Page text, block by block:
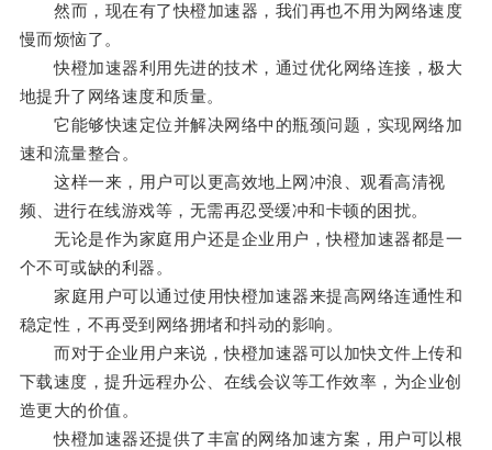
然而，现在有了快橙加速器，我们再也不用为网络速度
慢而烦恼了。
快橙加速器利用先进的技术，通过优化网络连接，极大
地提升了网络速度和质量。
它能够快速定位并解决网络中的瓶颈问题，实现网络加
速和流量整合。
这样一来，用户可以更高效地上网冲浪、观看高清视
频、进行在线游戏等，无需再忍受缓冲和卡顿的困扰。
无论是作为家庭用户还是企业用户，快橙加速器都是一
个不可或缺的利器。
家庭用户可以通过使用快橙加速器来提高网络连通性和
稳定性，不再受到网络拥堵和抖动的影响。
而对于企业用户来说，快橙加速器可以加快文件上传和
下载速度，提升远程办公、在线会议等工作效率，为企业创
造更大的价值。
快橙加速器还提供了丰富的网络加速方案，用户可以根